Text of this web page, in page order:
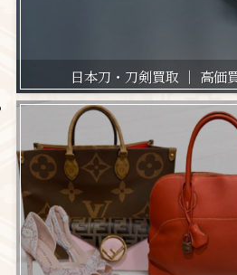
日本刀・刀剣買取 ｜ 高価